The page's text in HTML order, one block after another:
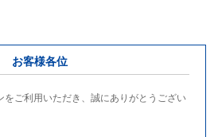
お客様各位
をご利用いただき、誠にありがとうござい